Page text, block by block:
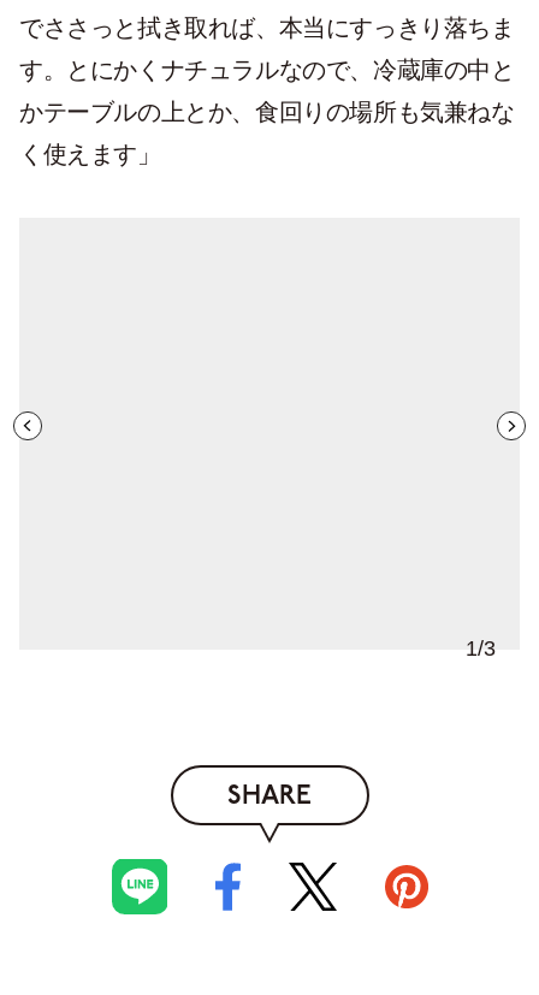
でささっと拭き取れば、本当にすっきり落ちま
す。とにかくナチュラルなので、冷蔵庫の中と
かテーブルの上とか、食回りの場所も気兼ねな
く使えます」
1/3
SHARE